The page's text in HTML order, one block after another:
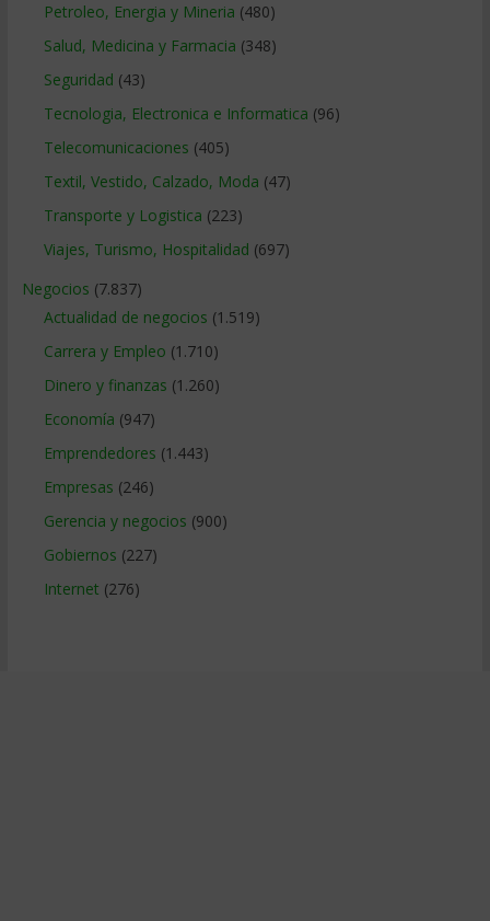
Petroleo, Energia y Mineria (480)
Salud, Medicina y Farmacia (348)
Seguridad (43)
Tecnologia, Electronica e Informatica (96)
Telecomunicaciones (405)
Textil, Vestido, Calzado, Moda (47)
Transporte y Logistica (223)
Viajes, Turismo, Hospitalidad (697)
Negocios (7.837)
Actualidad de negocios (1.519)
Carrera y Empleo (1.710)
Dinero y finanzas (1.260)
Economía (947)
Emprendedores (1.443)
Empresas (246)
Gerencia y negocios (900)
Gobiernos (227)
Internet (276)